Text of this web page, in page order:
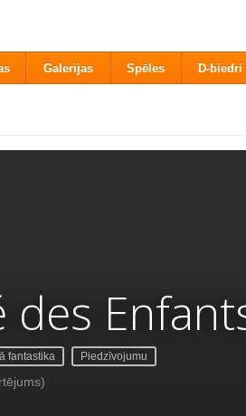
Galerijas Spēles D-biedri
des
fantastika Piedzīvojumu